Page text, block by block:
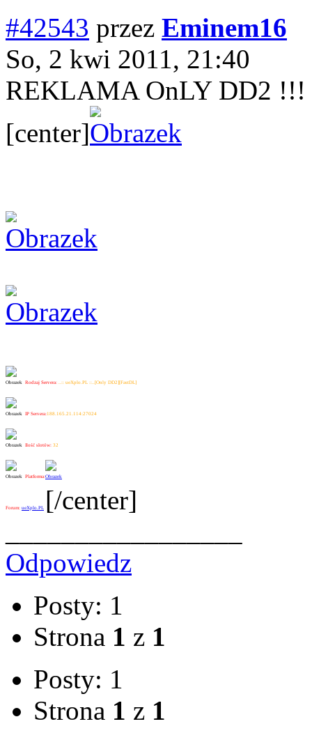
#42543 przez Eminem16
So, 2 kwi 2011, 21:40
REKLAMA OnLY DD2 !!!
[center]
Rodzaj Servera: ..:: ueXplo.PL ::..[Only DD2][FastDL]
IP Servera:188.165.21.114:27024
Ilość slotów: 32
Platforma:
Forum: ueXplo.PL [/center]
Odpowiedz
Posty: 1
Strona 1 z 1
Posty: 1
Strona 1 z 1